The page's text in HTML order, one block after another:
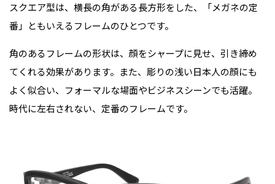
スクエア型は、横長の角がある長方形をした、「メガネの定
番」ともいえるフレームのひとつです。
角のあるフレームの形状は、顔をシャープに見せ、引き締め
てくれる効果があります。また、彫りの浅い日本人の顔にも
よく似合い、フォーマルな場面やビジネスシーンでも活躍。
時代に左右されない、定番のフレームです。